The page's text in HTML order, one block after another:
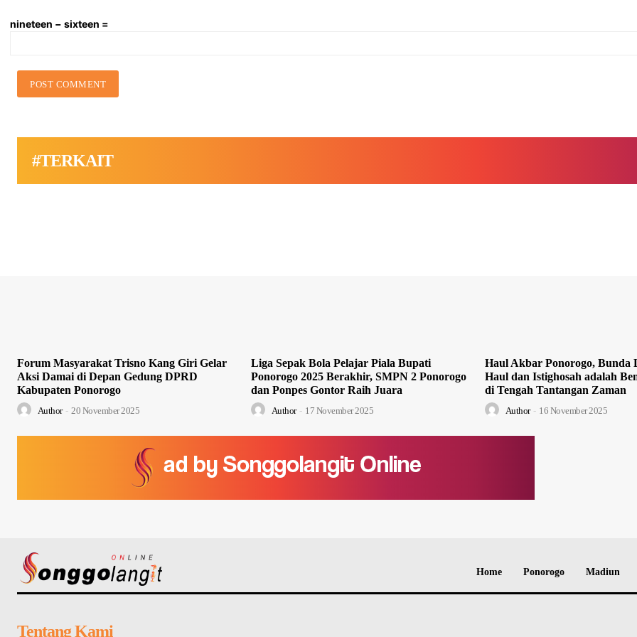
nineteen − sixteen =
#TERKAIT
Forum Masyarakat Trisno Kang Giri Gelar
Aksi Damai di Depan Gedung DPRD
Kabupaten Ponorogo
Author - 20 November 2025
Liga Sepak Bola Pelajar Piala Bupati
Ponorogo 2025 Berakhir, SMPN 2 Ponorogo
dan Ponpes Gontor Raih Juara
Author - 17 November 2025
Haul Akbar Ponorogo, Bunda
Haul dan Istighosah adalah
di Tengah Tantangan Zaman
Author - 16 November 2025
Home Ponorogo Madiun
Tentang Kami